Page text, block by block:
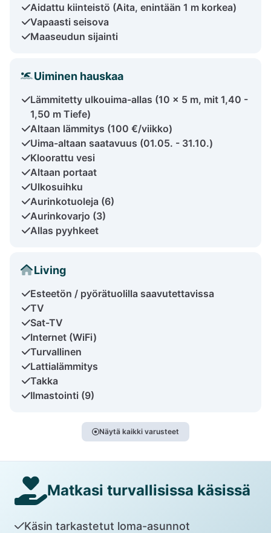
Aidattu kiinteistö (Aita, enintään 1 m korkea)
Vapaasti seisova
Maaseudun sijainti
Uiminen hauskaa
Lämmitetty ulkouima-allas (10 x 5 m, mit 1,40 -
1,50 m Tiefe)
Altaan lämmitys (100 €/viikko)
Uima-altaan saatavuus (01.05. - 31.10.)
Kloorattu vesi
Altaan portaat
Ulkosuihku
Aurinkotuoleja (6)
Aurinkovarjo (3)
Allas pyyhkeet
Living
Esteetön / pyörätuolilla saavutettavissa
TV
Sat-TV
Internet (WiFi)
Turvallinen
Lattialämmitys
Takka
Ilmastointi (9)
Näytä kaikki varusteet
Matkasi turvallisissa käsissä
Käsin tarkastetut loma-asunnot